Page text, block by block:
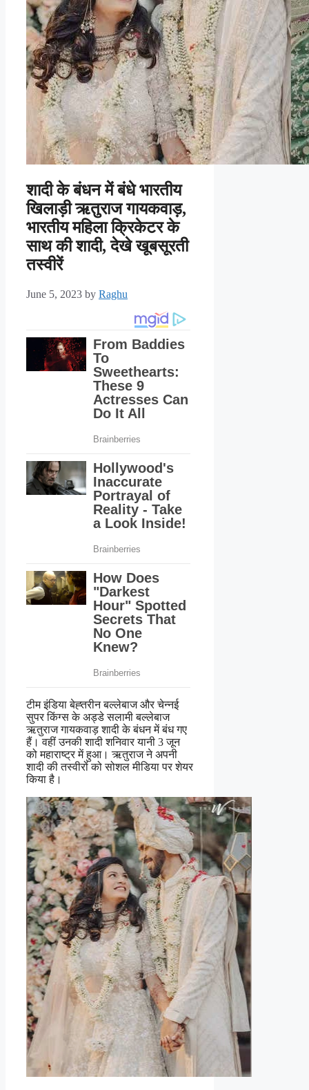
शादी के बंधन में बंधे भारतीय
‌खिलाड़ी ऋतुराज गायकवाड़,
भारतीय महिला क्रिकेटर के
साथ की शादी, देखे खूबसूरती
तस्वीरें
June 5, 2023 by Raghu
टीम इंडिया बेह्तरीन बल्लेबाज और चेन्नई
सुपर किंग्स के अड्डे सलामी बल्लेबाज
ऋतुराज गायकवाड़ शादी के बंधन में बंध गए
हैं। वहीं उनकी शादी शनिवार यानी 3 जून
को महाराष्ट्र में हुआ। ऋतुराज ने अपनी
शादी की तस्वीरों को सोशल मीडिया पर शेयर
किया है।